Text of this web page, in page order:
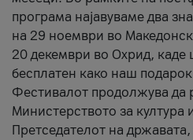
програма најавуваме два
на 29 ноември во
20 декември во Охрид, каде
бесплатен како наш
Фестивалот продолжува да
Министерството за култура
Претседателот на